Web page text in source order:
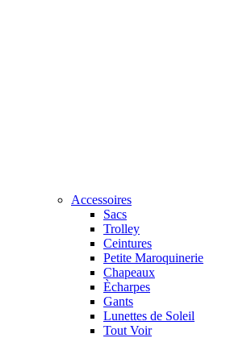
Accessoires
Sacs
Trolley
Ceintures
Petite Maroquinerie
Chapeaux
Ècharpes
Gants
Lunettes de Soleil
Tout Voir